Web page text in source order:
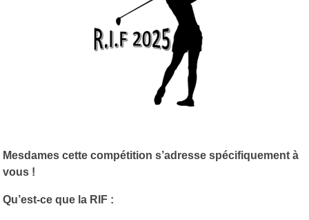
Mesdames cette compétition s’adresse spécifiquement à
vous !
Qu’est-ce que la RIF :